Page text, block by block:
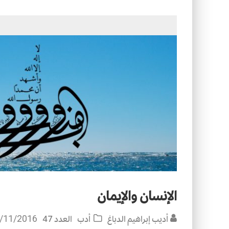
الإنسان والإيمان
أديب إبراهيم الدباغ أدب العدد 47 11/2016